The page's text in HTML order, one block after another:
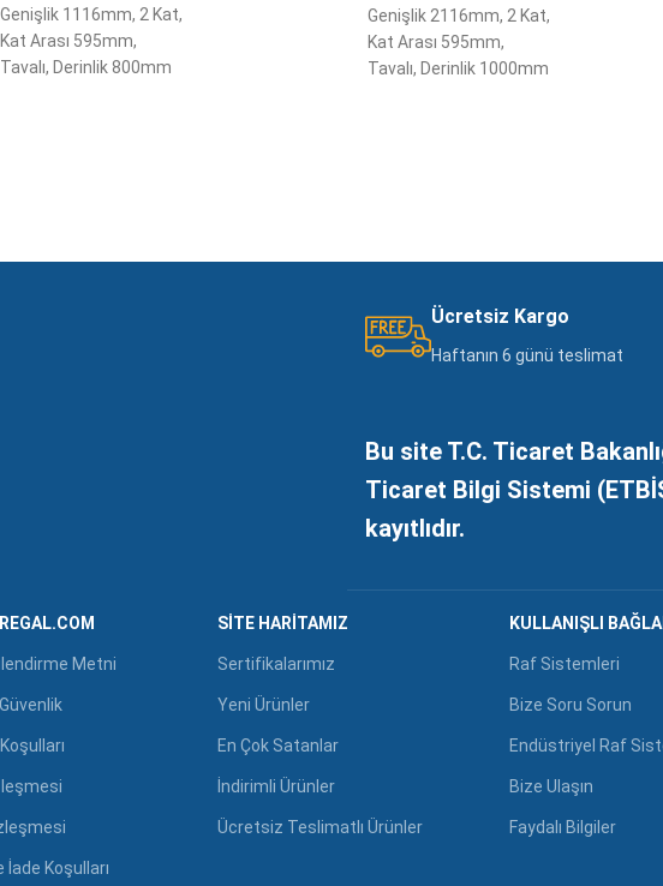
Genişlik 1116mm, 2 Kat,
Kat Arası 595mm,
Tavalı, Derinlik 800mm
Genişlik 2116mm, 2 Kat,
Kat Arası 595mm,
Tavalı, Derinlik 1000mm
Ücretsiz Kargo
Haftanın 6 günü teslimat
Bu site T.C. Ticaret
Ticaret Bilgi Sistemi
kayıtlıdır.
Metni
İade Koşulları
SITE HARITAMIZ
Sertifikalarımız
Yeni Ürünler
En Çok Satanlar
İndirimli Ürünler
Ücretsiz Teslimatlı Ürünler
KULLANIŞLI
Raf Sistemleri
Bize Soru Sorun
Endüstriyel Raf
Bize Ulaşın
Faydalı Bilgiler